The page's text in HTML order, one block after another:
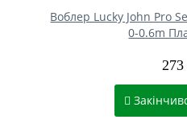
Воблер Lucky John Pro
0-0.6m
273